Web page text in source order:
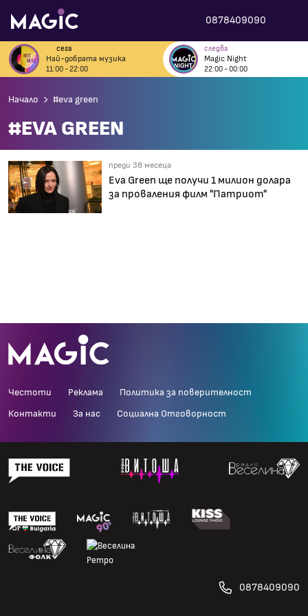
0878409090
сега
Най-добрата музика
11:00 - 22:00
следва
Magic Night
22:00 - 00:00
Начало #eva green
#EVA GREEN
преди 38 месеца
Eva Green ще получи 1 милион долара
за проваления филм "Патриот"
Честоти Реклама Политика за поверителност
Контакти За нас Социална Отговорност
0878409090